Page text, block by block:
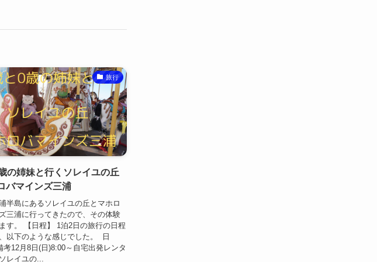
旅行
の姉妹と行くソレイユの丘
バマインズ三浦
半島にあるソレイユの丘とマホロ
三浦に行ってきたので、その体験
す。 【日程】 1泊2日の旅行の日程
以下のような感じでした。 日
考12月8日(日)8:00～自宅出発レンタ
レイユの...